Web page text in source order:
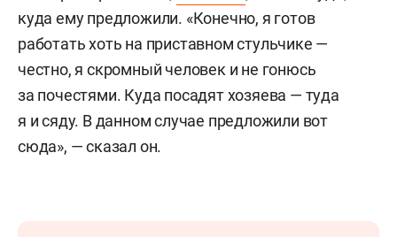
куда ему предложили. «Конечно, я готов
работать хоть на приставном стульчике —
честно, я скромный человек и не гонюсь
за почестями. Куда посадят хозяева — туда
я и сяду. В данном случае предложили вот
сюда», — сказал он.